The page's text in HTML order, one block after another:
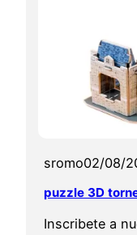
sromo02/08/
puzzle 3D
Inscribete a